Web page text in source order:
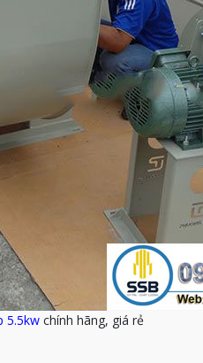
5.5kw chính hãng, giá rẻ